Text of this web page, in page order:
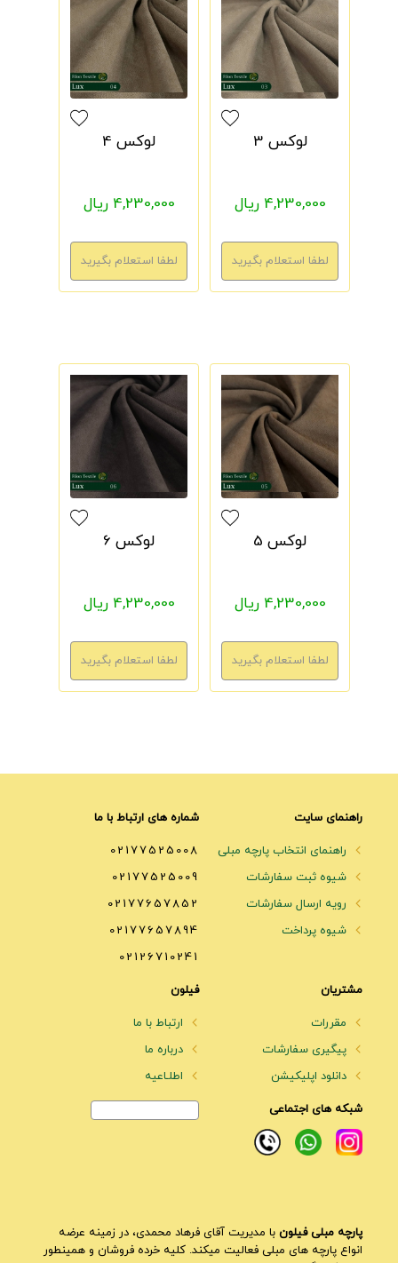
لوکس 3
4,230,000 ریال
لوکس 4
4,230,000 ریال
لوکس 5
4,230,000 ریال
لوکس 6
4,230,000 ریال
راهنمای سایت
راهنمای انتخاب پارچه مبلی
شیوه ثبت سفارشات
رویه ارسال سفارشات
شیوه پرداخت
شماره های ارتباط با ما
02177525008
02177525009
02177657852
02177657894
02126710241
مشتریان
مقررات
پیگیری سفارشات
دانلود اپلیکیشن
فیلون
ارتباط با ما
درباره ما
اطلـاعیه
شبکه های اجتماعی
پارچه مبلی فیلون با مدیریت آقای فرهاد محمدی، در زمینه عرضه
انواع پارچه های مبلی فعالیت میکند. کلیه خرده فروشان و همینطور